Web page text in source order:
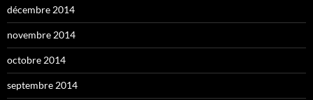
décembre 2014
novembre 2014
octobre 2014
septembre 2014